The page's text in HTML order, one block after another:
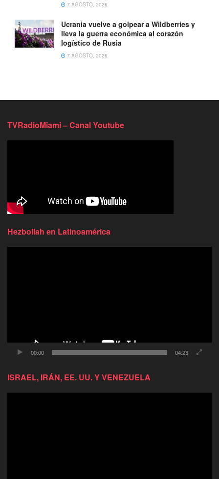
7 AGOSTO, 2026
Ucrania vuelve a golpear a Wildberries y
lleva la guerra económica al corazón
logístico de Rusia
7 AGOSTO, 2026
TVRadioMiami – Canal Youtube
Hezbollah en Latinoamérica
00:00 04:23
ISRAEL, IRÁN, EE. UU. Y VENEZUELA